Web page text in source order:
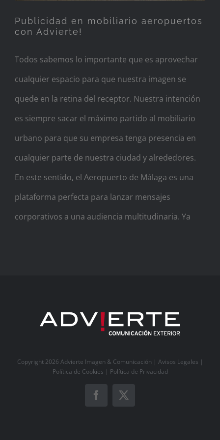
Publicidad en mobiliario aeropuertos
con Advierte!
Todos sabemos lo importante que es aprovechar
cualquier espacio para que nuestra imagen se
quede en la retina del receptor. Nuestra intención
es siempre sacar el máximo partido al mobiliario
urbano para que su empresa tenga presencia en
cualquier parte de nuestra ciudad y alrededores.
En este sentido, el Aeropuerto de Málaga es una
plataforma perfecta para lanzar mensajes
corporativos a una audiencia multitudinaria. Ya
Copyright 2026 Advierte Imagen & Comunicación | Avisos Legales |
Política de Cookies | Política de Privacidad
Facebook
X